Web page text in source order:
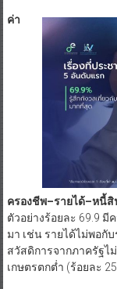
ค่า
ครองชีพ–รายได้–หนี้
ตัวอย่างร้อยละ 69.9 มี
มา เช่น รายได้ไม่พอกั
สวัสดิการจากภาครัฐไ
เกษตรตกต่ำ (ร้อยละ